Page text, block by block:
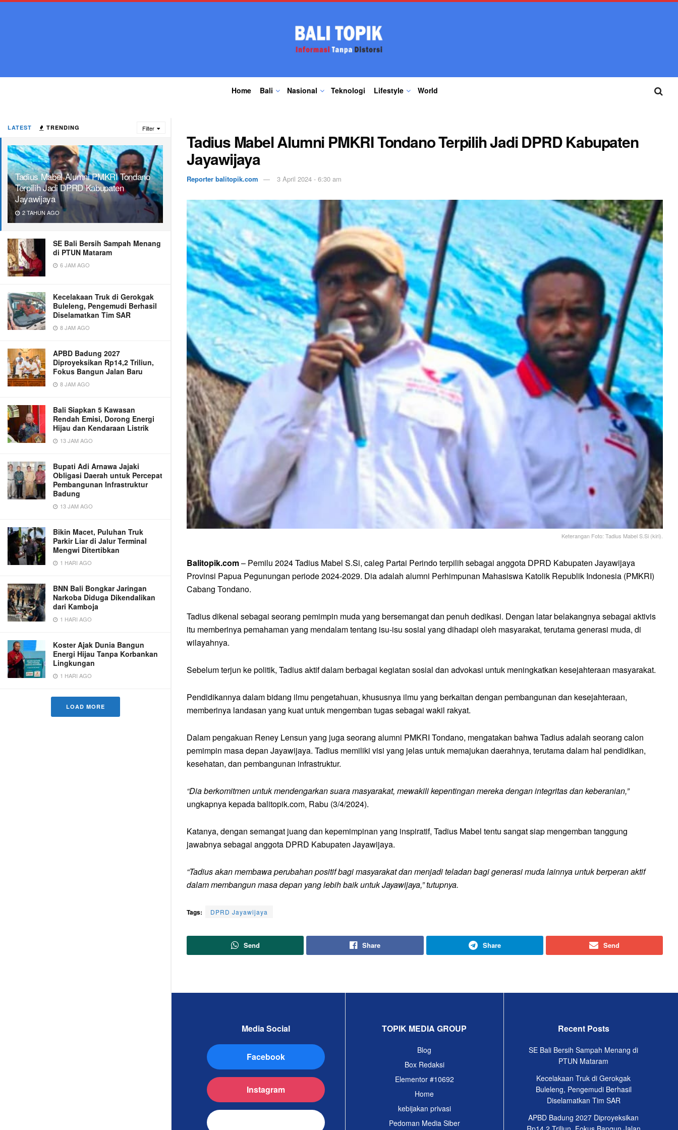
LATEST TRENDING Filter
Tadius Mabel Alumni PMKRI Tondano
Terpilih Jadi DPRD Kabupaten
Jayawijaya
2 TAHUN AGO
SE Bali Bersih Sampah Menang
di PTUN Mataram
6 JAM AGO
Kecelakaan Truk di Gerokgak
Buleleng, Pengemudi Berhasil
Diselamatkan Tim SAR
8 JAM AGO
APBD Badung 2027
Diproyeksikan Rp14,2 Triliun,
Fokus Bangun Jalan Baru
8 JAM AGO
Bali Siapkan 5 Kawasan
Rendah Emisi, Dorong Energi
Hijau dan Kendaraan Listrik
13 JAM AGO
Bupati Adi Arnawa Jajaki
Obligasi Daerah untuk Percepat
Pembangunan Infrastruktur
Badung
13 JAM AGO
Bikin Macet, Puluhan Truk
Parkir Liar di Jalur Terminal
Mengwi Ditertibkan
1 HARI AGO
BNN Bali Bongkar Jaringan
Narkoba Diduga Dikendalikan
dari Kamboja
1 HARI AGO
Koster Ajak Dunia Bangun
Energi Hijau Tanpa Korbankan
Lingkungan
1 HARI AGO
LOAD MORE
Home Bali Nasional Teknologi Lifestyle World
Tadius Mabel Alumni PMKRI Tondano Terpilih Jadi DPRD Kabupaten
Jayawijaya
Reporter balitopik.com 3 April 2024 - 6:30 am
Keterangan Foto: Tadius Mabel S.Si (kiri).
Balitopik.com– Pemilu 2024 Tadius Mabel S.Si, caleg Partai Perindo terpilih sebagai anggota DPRD Kabupaten Jayawijaya
Provinsi Papua Pegunungan periode 2024-2029. Dia adalah alumni Perhimpunan Mahasiswa Katolik Republik Indonesia (PMKRI)
Cabang Tondano.
Tadius dikenal sebagai seorang pemimpin muda yang bersemangat dan penuh dedikasi. Dengan latar belakangnya sebagai aktivis
itu memberinya pemahaman yang mendalam tentang isu-isu sosial yang dihadapi oleh masyarakat, terutama generasi muda, di
wilayahnya.
Sebelum terjun ke politik, Tadius aktif dalam berbagai kegiatan sosial dan advokasi untuk meningkatkan kesejahteraan masyarakat.
Pendidikannya dalam bidang ilmu pengetahuan, khususnya ilmu yang berkaitan dengan pembangunan dan kesejahteraan,
memberinya landasan yang kuat untuk mengemban tugas sebagai wakil rakyat.
Dalam pengakuan Reney Lensun yang juga seorang alumni PMKRI Tondano, mengatakan bahwa Tadius adalah seorang calon
pemimpin masa depan Jayawijaya. Tadius memiliki visi yang jelas untuk memajukan daerahnya, terutama dalam hal pendidikan,
kesehatan, dan pembangunan infrastruktur.
“Dia berkomitmen untuk mendengarkan suara masyarakat, mewakili kepentingan mereka dengan integritas dan keberanian,”
ungkapnya kepada balitopik.com, Rabu (3/4/2024).
Katanya, dengan semangat juang dan kepemimpinan yang inspiratif, Tadius Mabel tentu sangat siap mengemban tanggung
jawabnya sebagai anggota DPRD Kabupaten Jayawijaya.
“Tadius akan membawa perubahan positif bagi masyarakat dan menjadi teladan bagi generasi muda lainnya untuk berperan aktif
dalam membangun masa depan yang lebih baik untuk Jayawijaya,”tutupnya.
Tags: DPRD Jayawijaya
Send Share Share Send
Media Social
Facebook
Instagram
TOPIK MEDIA GROUP
Blog
Box Redaksi
Elementor #10692
Home
kebijakan privasi
Pedoman Media Siber
Recent Posts
SE Bali Bersih Sampah Menang di
PTUN Mataram
Kecelakaan Truk di Gerokgak
Buleleng, Pengemudi Berhasil
Diselamatkan Tim SAR
APBD Badung 2027 Diproyeksikan